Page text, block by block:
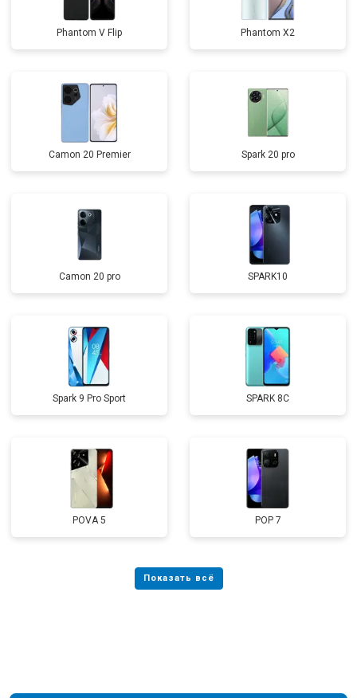
Phantom V Flip Phantom X2
Camon 20 Premier Spark 20 pro
Camon 20 pro SPARK10
Spark 9 Pro Sport SPARK 8C
POVA 5 POP 7